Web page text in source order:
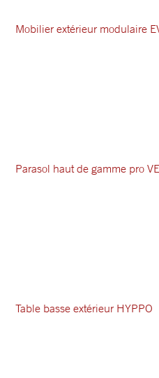
Mobilier extérieur modulaire
Parasol haut de gamme pro
Table basse extérieur HYPPO